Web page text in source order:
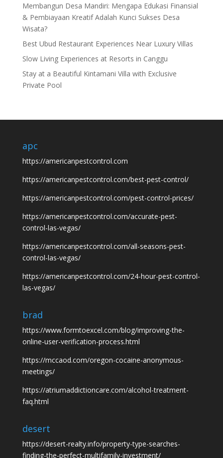
Membangun Desa Mandiri: Mengapa Edukasi Finansial
& Pembiayaan Kreatif Adalah Kunci Sukses Desa
Wisata?
Best Ubud Restaurant Experiences Near Luxury Villas
Slow Living Experiences at Resorts in Canggu
Stay at a Beautiful Kintamani Villa with Exclusive
Private Pool
apc
https://americanpestcontrol.com
https://americanpestcontrol.com/best-pest-control/
https://americanpestcontrol.com/pest-control-prices/
https://americanpestcontrol.com/accurate-pest-
control-las-vegas/
https://americanpestcontrol.com/all-seasons-pest-
control-las-vegas/
https://americanpestcontrol.com/24-hour-pest-control-
las-vegas/
brad
https://www.formtoexcel.com/blog/improving-the-
online-user-verification-process.html
https://mccaod.com/oregon-cocaine-anonymous-
meetings/
https://atriumaddictioncare.com/alcohol-treatment-
faq.html
desert
https://desert-realty.info/property-type-searches-
finding-the-perfect-multifamily-investment/